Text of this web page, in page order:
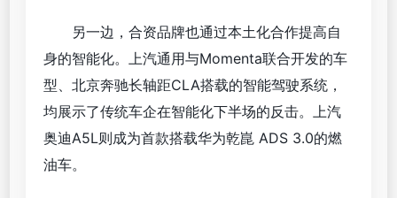
另一边，合资品牌也通过本土化合作提高自
身的智能化。上汽通用与Momenta联合开发的车
型、北京奔驰长轴距CLA搭载的智能驾驶系统，
均展示了传统车企在智能化下半场的反击。上汽
奥迪A5L则成为首款搭载华为乾崑 ADS 3.0的燃
油车。